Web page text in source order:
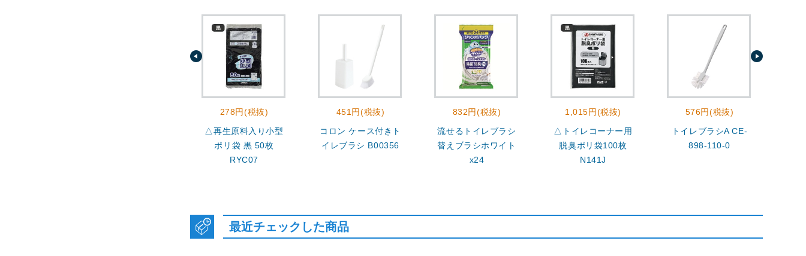
278円(税抜)
△再生原料入り小型
ポリ袋 黒 50枚
RYC07
451円(税抜)
コロン ケース付きト
イレブラシ B00356
832円(税抜)
流せるトイレブラシ
替えブラシホワイト
x24
1,015円(税抜)
△トイレコーナー用
脱臭ポリ袋100枚
N141J
576円(税抜)
トイレブラシA CE-
898-110-0
最近チェックした商品